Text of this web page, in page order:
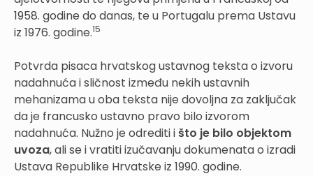
1958. godine do danas, te u Portugalu prema Ustavu
iz 1976. godine.15
Potvrda pisaca hrvatskog ustavnog teksta o izvoru
nadahnuća i sličnost između nekih ustavnih
mehanizama u oba teksta nije dovoljna za zaključak
da je francusko ustavno pravo bilo izvorom
nadahnuća. Nužno je odrediti išto je bilo objektom
uvoza, ali se i vratiti izučavanju dokumenata o izradi
Ustava Republike Hrvatske iz 1990. godine.